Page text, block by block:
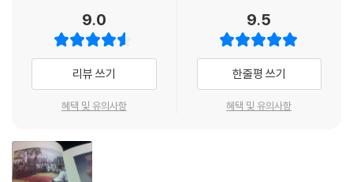
_『현의 노래』, 2012, 개정판 서문
9.0
리뷰 쓰기
혜택 및 유의사항
9.5
한줄평 쓰기
혜택 및 유의사항